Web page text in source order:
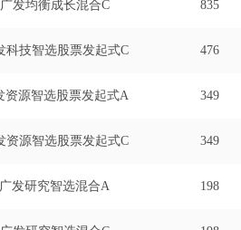
广发均衡成长混合C 835
科技智选股票发起式C 476
资源智选股票发起式A 349
资源智选股票发起式C 349
广发研究智选混合A 198